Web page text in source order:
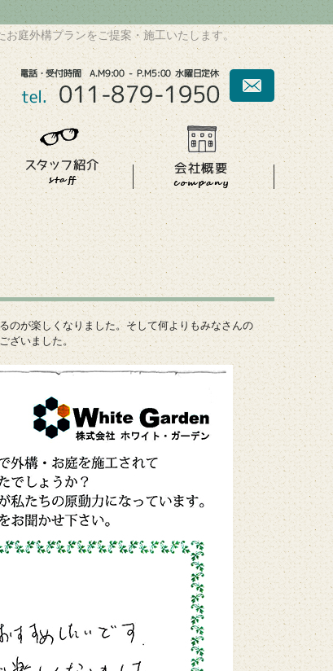
庭外構プランをご提案・施工いたします。
のが楽しくなりました。そして何よりもみなさんの
ざいました。